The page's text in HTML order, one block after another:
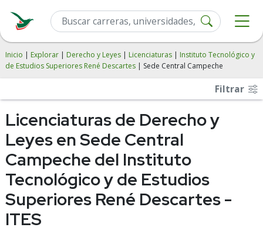
Inicio | Explorar | Derecho y Leyes | Licenciaturas | Instituto Tecnológico y
de Estudios Superiores René Descartes | Sede Central Campeche
Filtrar
Licenciaturas de Derecho y
Leyes en Sede Central
Campeche del Instituto
Tecnológico y de Estudios
Superiores René Descartes -
ITES